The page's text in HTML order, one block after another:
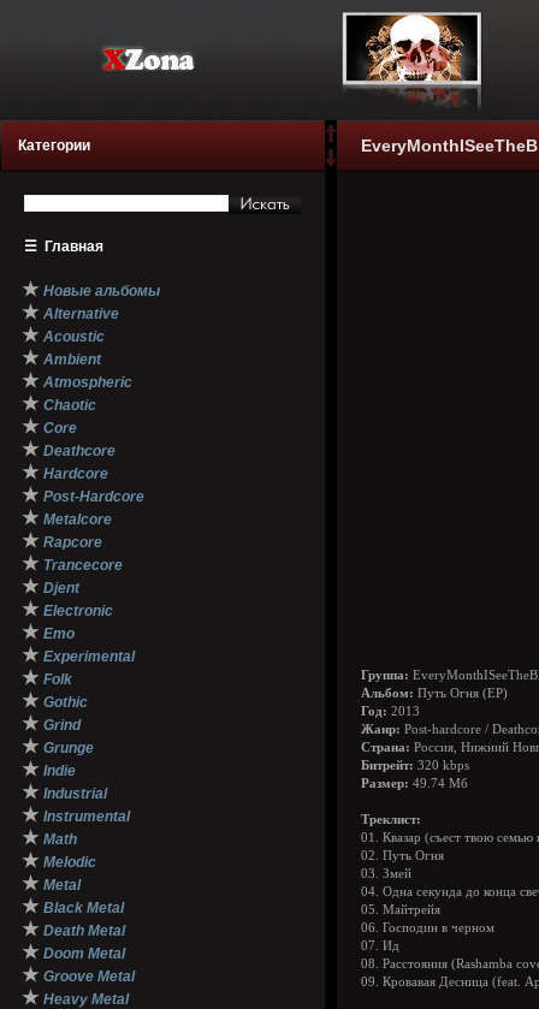
Категории
☰ Главная
★ Новые альбомы
★ Alternative
★ Acoustic
★ Ambient
★ Atmospheric
★ Chaotic
★ Core
★ Deathcore
★ Hardcore
★ Post-Hardcore
★ Metalcore
★ Rapcore
★ Trancecore
★ Djent
★ Electronic
★ Emo
★ Experimental
★ Folk
★ Gothic
★ Grind
★ Grunge
★ Indie
★ Industrial
★ Instrumental
★ Math
★ Melodic
★ Metal
★ Black Metal
★ Death Metal
★ Doom Metal
★ Groove Metal
★ Heavy Metal
Группа:
Альбом: Путь Огня (EP)
Год: 2013
Жанр: Post-hardcore /
Страна: Россия, Нижний
Битрейт: 320 kbps
Размер: 49.74 Мб
Треклист:
01. Квазар (съест твою семью
02. Путь Огня
03. Змей
04. Одна секунда до конца
05. Майтрейя
06. Господин в черном
07. Ид
08. Расстояния (Rashamba
09. Кровавая Десница (feat.